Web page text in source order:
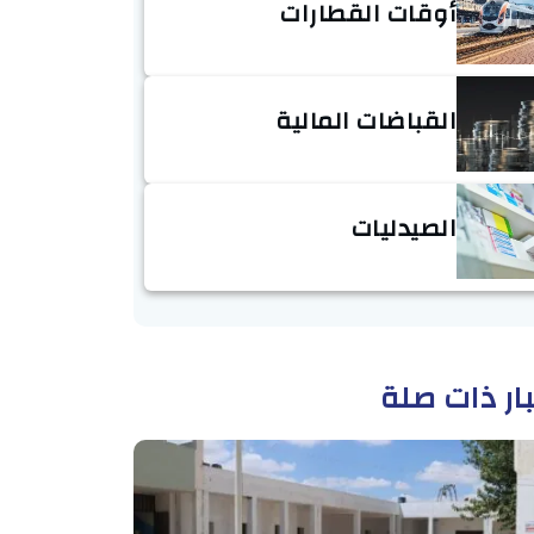
أوقات القطارات
القباضات المالية
الصيدليات
ذات صلة